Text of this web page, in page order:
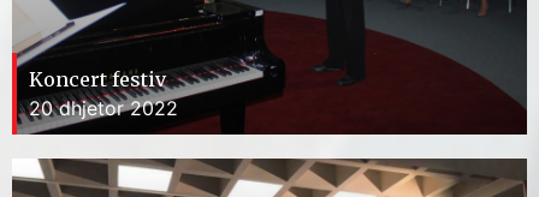
Koncert festiv
20 dhjetor 2022